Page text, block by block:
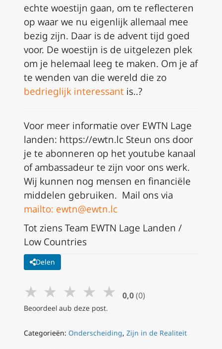
echte woestijn gaan, om te reflecteren
op waar we nu eigenlijk allemaal mee
bezig zijn. Daar is de advent tijd goed
voor. De woestijn is de uitgelezen plek
om je helemaal leeg te maken. Om je af
te wenden van die wereld die zo
bedrieglijk interessant is..?
Voor meer informatie over EWTN Lage
landen: https://ewtn.lc Steun ons door
je te abonneren op het youtube kanaal
of ambassadeur te zijn voor ons werk.
Wij kunnen nog mensen en financiële
middelen gebruiken. Mail ons via
mailto: ewtn@ewtn.lc
Tot ziens Team EWTN Lage Landen /
Low Countries
Delen
★ ★ ★ ★ ★ 0,0 (0)
Beoordeel aub deze post.
Categorieën: Onderscheiding, Zijn in de Realiteit